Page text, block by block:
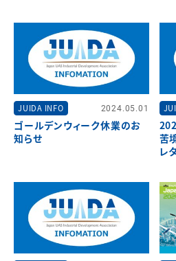
JUIDA INFO 2024.05.01
ゴールデンウィーク休業のお
知らせ
苦
レ